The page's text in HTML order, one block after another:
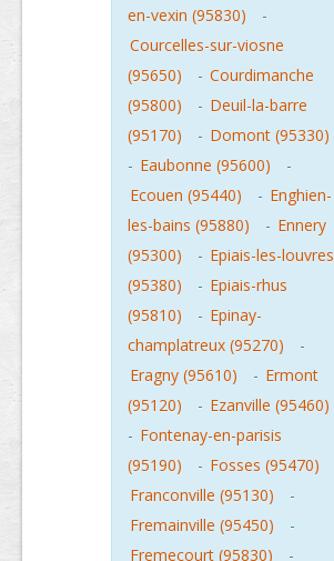
en-vexin (95830)
-
Courcelles-sur-viosne
(95650)
- Courdimanche
(95800)
- Deuil-la-barre
(95170)
- Domont (95330)
- Eaubonne (95600)
-
Ecouen (95440)
- Enghien-
les-bains (95880)
- Ennery
(95300)
- Epiais-les-louvres
(95380)
- Epiais-rhus
(95810)
- Epinay-
champlatreux (95270)
-
Eragny (95610)
- Ermont
(95120)
- Ezanville (95460)
- Fontenay-en-parisis
(95190)
- Fosses (95470)
Franconville (95130)
-
Fremainville (95450)
-
Fremecourt (95830)
-